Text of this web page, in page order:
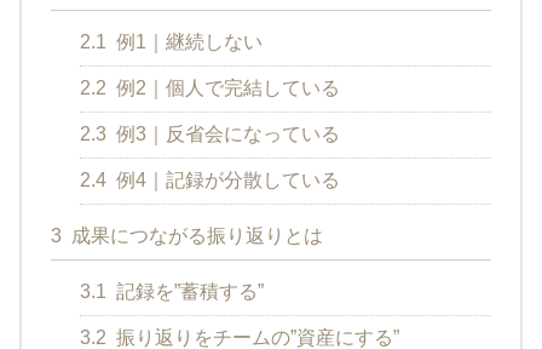
2.1 例1｜継続しない
2.2 例2｜個人で完結している
2.3 例3｜反省会になっている
2.4 例4｜記録が分散している
3 成果につながる振り返りとは
3.1 記録を”蓄積する”
3.2 振り返りをチームの”資産にする”